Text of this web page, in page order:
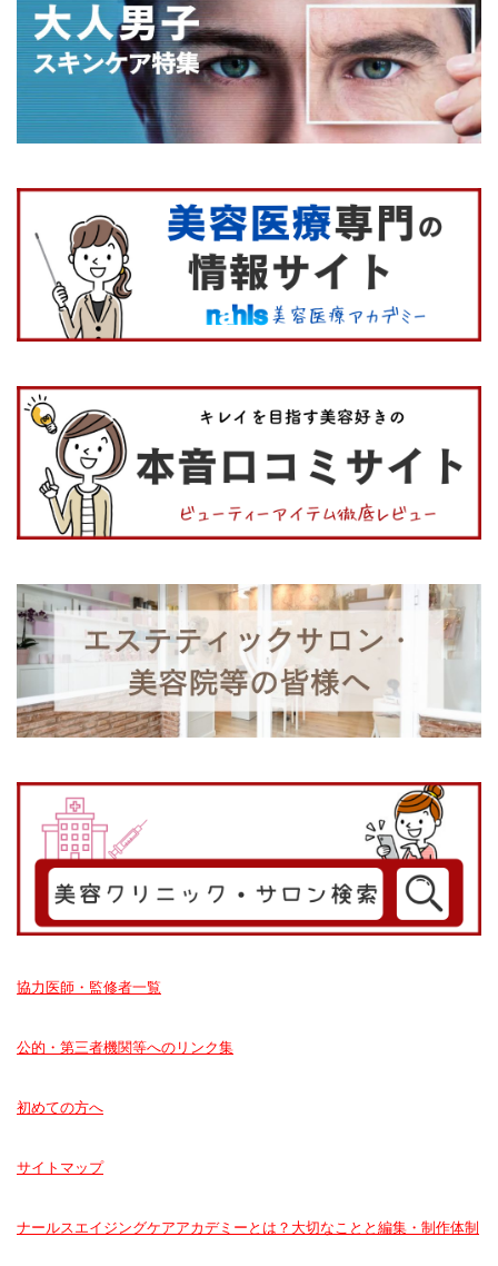
協力医師・監修者一覧
公的・第三者機関等へのリンク集
初めての方へ
サイトマップ
ナールスエイジングケアアカデミーとは？大切なことと編集・制作体制